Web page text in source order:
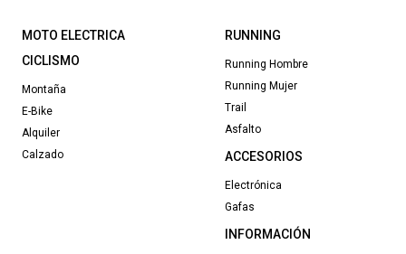
MOTO ELECTRICA
CICLISMO
Montaña
E-Bike
Alquiler
Calzado
RUNNING
Running Hombre
Running Mujer
Trail
Asfalto
ACCESORIOS
Electrónica
Gafas
INFORMACIÓN